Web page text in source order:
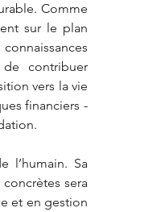
Comme
sur le plan
contribuer
vers la vie
financiers -
l’humain. Sa
sera
et en gestion